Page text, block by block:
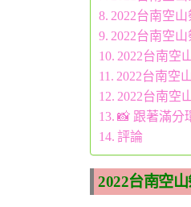
2022台南空
2022台南空山
2022台南空
2022台南空
2022台南空
📸 跟著滿分
評論
2022台南空